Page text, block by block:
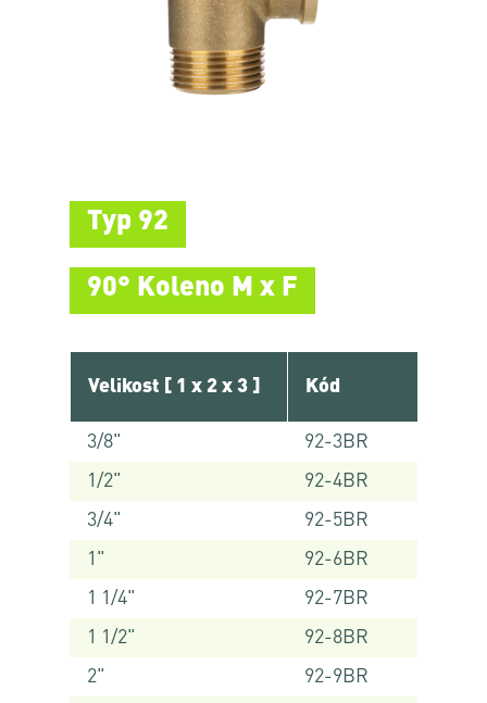
Typ 92
90° Koleno M x F
Velikost [ 1 x 2 x 3 ] Kód
3/8"
92-3BR
1/2"
92-4BR
3/4"
92-5BR
1"
92-6BR
1 1/4"
92-7BR
1 1/2"
92-8BR
2"
92-9BR